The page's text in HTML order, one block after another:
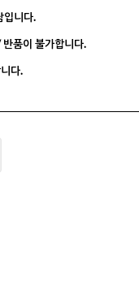
입니다.
품이 불가합니다.
다.